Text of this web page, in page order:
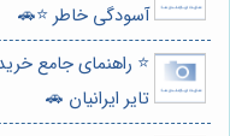
آسودگی خاطر ⭐️🚗
⭐️ راهنمای جامع
تایر ایرانیان 🚗